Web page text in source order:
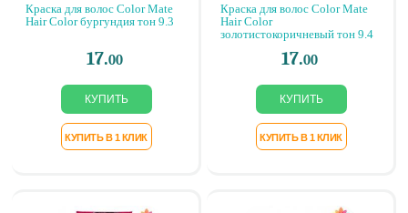
Краска для волос Color Mate
Hair Color бургундия тон 9.3
17.00
Краска для волос Color Mate
Hair Color
золотистокоричневый тон 9.4
17.00